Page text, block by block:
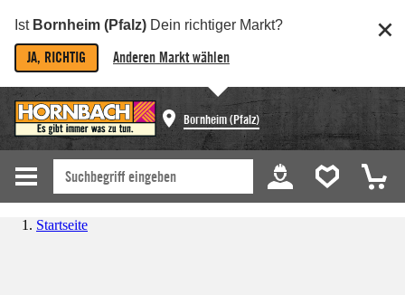
Ist Bornheim (Pfalz) Dein richtiger Markt?
JA, RICHTIG Anderen Markt wählen
Bornheim (Pfalz)
Startseite